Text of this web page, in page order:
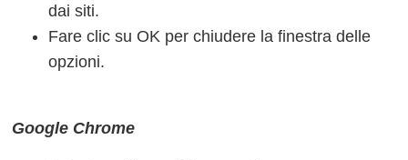
dai siti.
Fare clic su OK per chiudere la finestra delle
opzioni.
Google Chrome